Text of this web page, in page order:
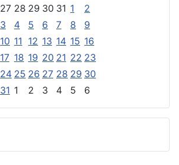
27 28 29 30 31 1
2
3
4 5 6 7 8
9
10 11 12 13 14 15 16
17 18 19 20 21 22 23
24 25 26 27 28 29 30
31 1 2 3 4 5 6